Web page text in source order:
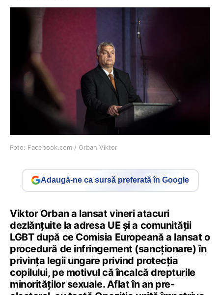
Foto: Facebook.com / Orban Viktor
Adaugă-ne ca sursă preferată în Google
Viktor Orban a lansat vineri atacuri
dezlănțuite la adresa UE și a comunității
LGBT după ce Comisia Europeană a lansat o
procedură de infringement (sancționare) în
privința legii ungare privind protecția
copilului, pe motivul că încalcă drepturile
minorităților sexuale. Aflat în an pre-